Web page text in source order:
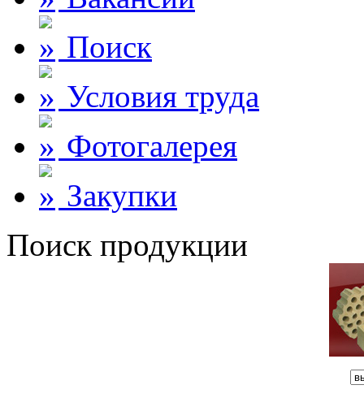
Поиск
Условия труда
Фотогалерея
Закупки
Поиск продукции